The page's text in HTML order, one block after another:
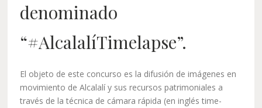
denominado
“#AlcalalíTimelapse”.
El objeto de este concurso es la difusión de imágenes en
movimiento de Alcalalí y sus recursos patrimoniales a
través de la técnica de cámara rápida (en inglés time-